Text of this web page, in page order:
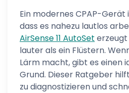
Ein modernes CPAP-Gerät
dass es nahezu lautlos
AirSense 11 AutoSet erzeugt
lauter als ein Flüstern.
Lärm macht, gibt es einen
Grund. Dieser Ratgeber
zu diagnostizieren und